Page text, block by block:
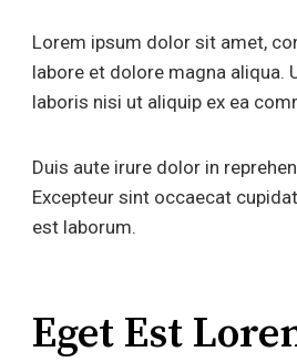
Lorem ipsum dolor sit amet,
labore et dolore magna aliqua.
laboris nisi ut aliquip ex ea
Duis aute irure dolor in
Excepteur sint occaecat
est laborum.
Eget Est